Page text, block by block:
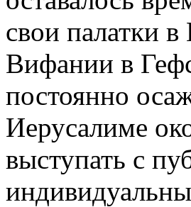
свои палатки
Вифании в
постоянно
Иерусалиме
выступать с